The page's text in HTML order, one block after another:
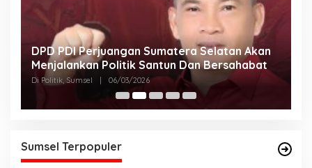
DPD PDI Perjuangan Sumatera Selatan Akan
Menjalankan Politik Santun Dan Bersahabat
Di Politik, Sumsel 06/03/2026
Sumsel Terpopuler